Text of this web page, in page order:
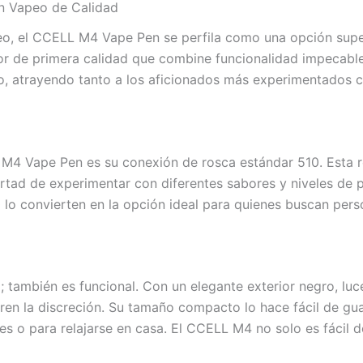
Vapeo de Calidad
el CCELL M4 Vape Pen se perfila como una opción
de primera calidad que combine funcionalidad
atrayendo tanto a los aficionados más experimentados
Vape Pen es su conexión de rosca estándar 510.
de experimentar con diferentes sabores y niveles de
convierten en la opción ideal para quienes buscan
es funcional. Con un elegante exterior negro,
la discreción. Su tamaño compacto lo hace fácil de
o para relajarse en casa. El CCELL M4 no solo es fácil